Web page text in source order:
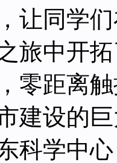
让同学
旅中开
零距离
建设的
学中心